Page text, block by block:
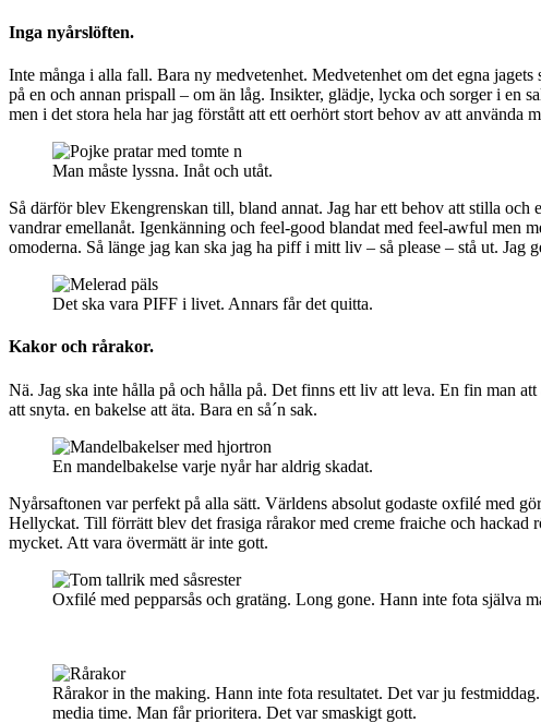
Inga nyårslöften.
Inte många i alla fall. Bara ny medvetenhet. Medvetenhet om det egna
på en och annan prispall – om än låg. Insikter, glädje, lycka och sorger i en
men i det stora hela har jag förstått att ett oerhört stort behov av att
Man måste lyssna. Inåt och utåt.
Så därför blev Ekengrenskan till, bland annat. Jag har ett behov att stilla
vandrar emellanåt. Igenkänning och feel-good blandat med feel-awful men
omoderna. Så länge jag kan ska jag ha piff i mitt liv – så please – stå ut.
Det ska vara PIFF i livet. Annars får det quitta.
Kakor och rårakor.
Nä. Jag ska inte hålla på och hålla på. Det finns ett liv att leva. En fin man
att snyta. en bakelse att äta. Bara en så´n sak.
En mandelbakelse varje nyår har aldrig skadat.
Nyårsaftonen var perfekt på alla sätt. Världens absolut godaste oxfilé med
Hellyckat. Till förrätt blev det frasiga rårakor med creme fraiche och
mycket. Att vara övermätt är inte gott.
Oxfilé med pepparsås och gratäng. Long gone. Hann inte fota själva
Rårakor in the making. Hann inte fota resultatet. Det var ju
media time. Man får prioritera. Det var smaskigt gott.